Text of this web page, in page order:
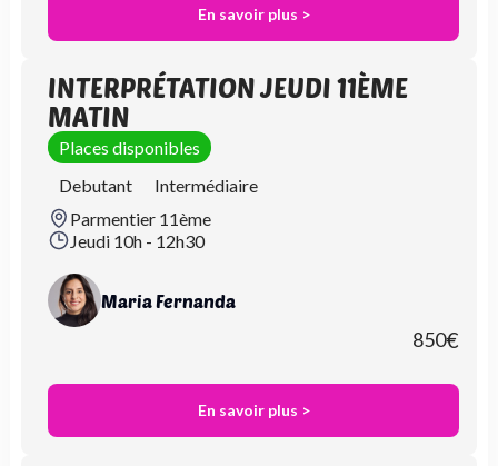
En savoir plus >
INTERPRÉTATION JEUDI 11ÈME
MATIN
Places disponibles
Debutant
Intermédiaire
Parmentier 11ème
Jeudi 10h - 12h30
Maria Fernanda
850€
En savoir plus >